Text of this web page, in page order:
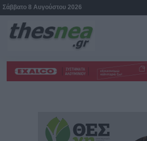
Σάββατο 8 Αυγούστου 2026